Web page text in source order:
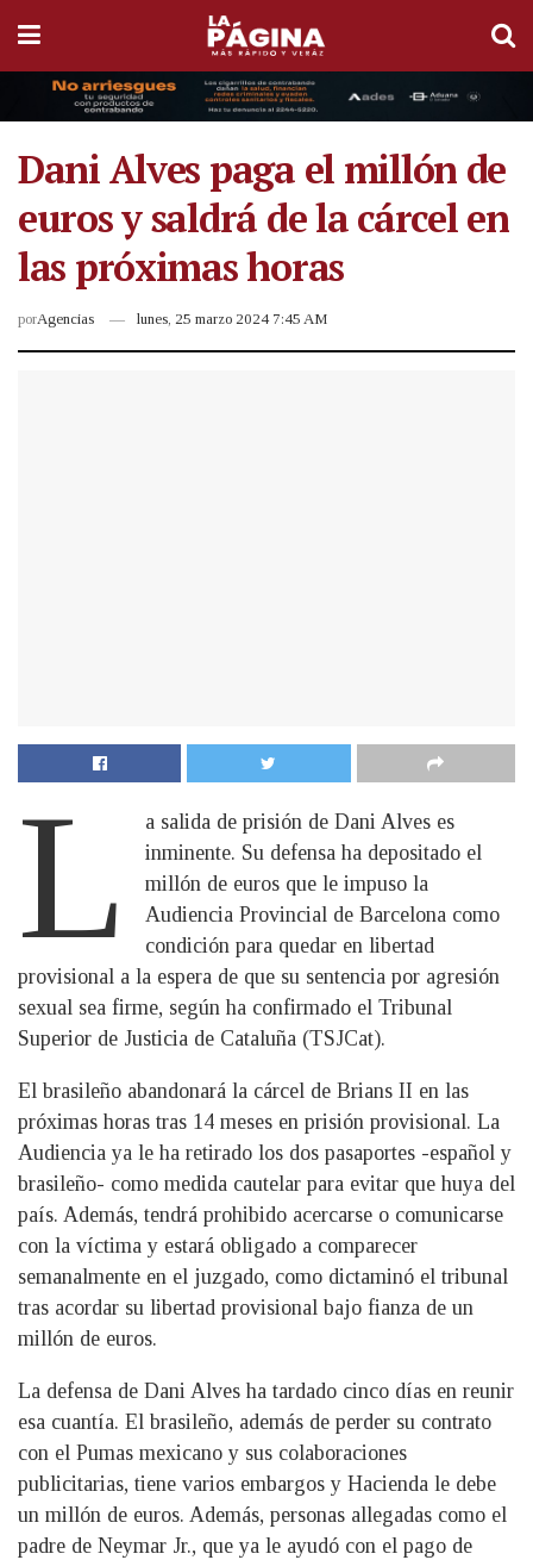
Dani Alves paga el millón de
euros y saldrá de la cárcel en
las próximas horas
porAgencias lunes, 25 marzo 2024 7:45 AM
L
a salida de prisión de Dani Alves es
inminente. Su defensa ha depositado el
millón de euros que le impuso la
Audiencia Provincial de Barcelona como
condición para quedar en libertad
provisional a la espera de que su sentencia por agresión
sexual sea firme, según ha confirmado el Tribunal
Superior de Justicia de Cataluña (TSJCat).
El brasileño abandonará la cárcel de Brians II en las
próximas horas tras 14 meses en prisión provisional. La
Audiencia ya le ha retirado los dos pasaportes -español y
brasileño- como medida cautelar para evitar que huya del
país. Además, tendrá prohibido acercarse o comunicarse
con la víctima y estará obligado a comparecer
semanalmente en el juzgado, como dictaminó el tribunal
tras acordar su libertad provisional bajo fianza de un
millón de euros.
La defensa de Dani Alves ha tardado cinco días en reunir
esa cuantía. El brasileño, además de perder su contrato
con el Pumas mexicano y sus colaboraciones
publicitarias, tiene varios embargos y Hacienda le debe
un millón de euros. Además, personas allegadas como el
padre de Neymar Jr., que ya le ayudó con el pago de